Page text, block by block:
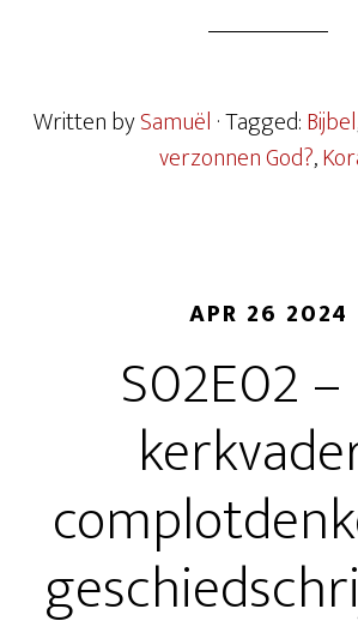
Written bySamuël · Tagged:Bijbel
verzonnen God?,
APR 26 2024
S02E02